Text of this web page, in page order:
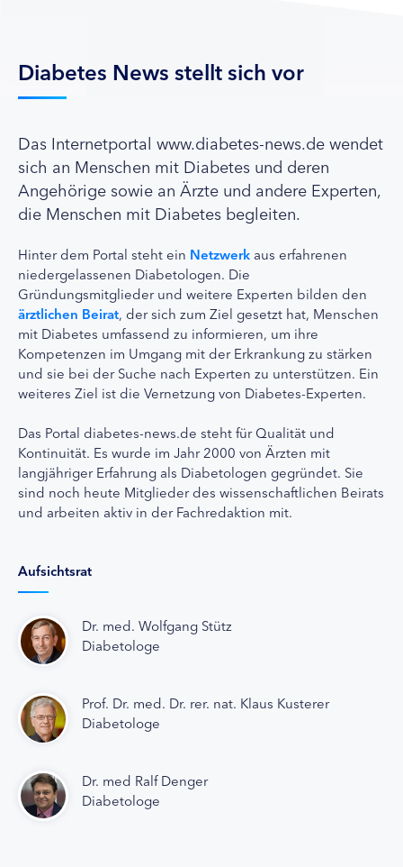
Diabetes News stellt sich vor
Das Internetportal www.diabetes-news.de wendet
sich an Menschen mit Diabetes und deren
Angehörige sowie an Ärzte und andere Experten,
die Menschen mit Diabetes begleiten.
Hinter dem Portal steht ein Netzwerk aus erfahrenen
niedergelassenen Diabetologen. Die
Gründungsmitglieder und weitere Experten bilden den
ärztlichen Beirat, der sich zum Ziel gesetzt hat, Menschen
mit Diabetes umfassend zu informieren, um ihre
Kompetenzen im Umgang mit der Erkrankung zu stärken
und sie bei der Suche nach Experten zu unterstützen. Ein
weiteres Ziel ist die Vernetzung von Diabetes-Experten.
Das Portal diabetes-news.de steht für Qualität und
Kontinuität. Es wurde im Jahr 2000 von Ärzten mit
langjähriger Erfahrung als Diabetologen gegründet. Sie
sind noch heute Mitglieder des wissenschaftlichen Beirats
und arbeiten aktiv in der Fachredaktion mit.
Aufsichtsrat
Dr. med. Wolfgang Stütz
Diabetologe
Prof. Dr. med. Dr. rer. nat. Klaus Kusterer
Diabetologe
Dr. med Ralf Denger
Diabetologe